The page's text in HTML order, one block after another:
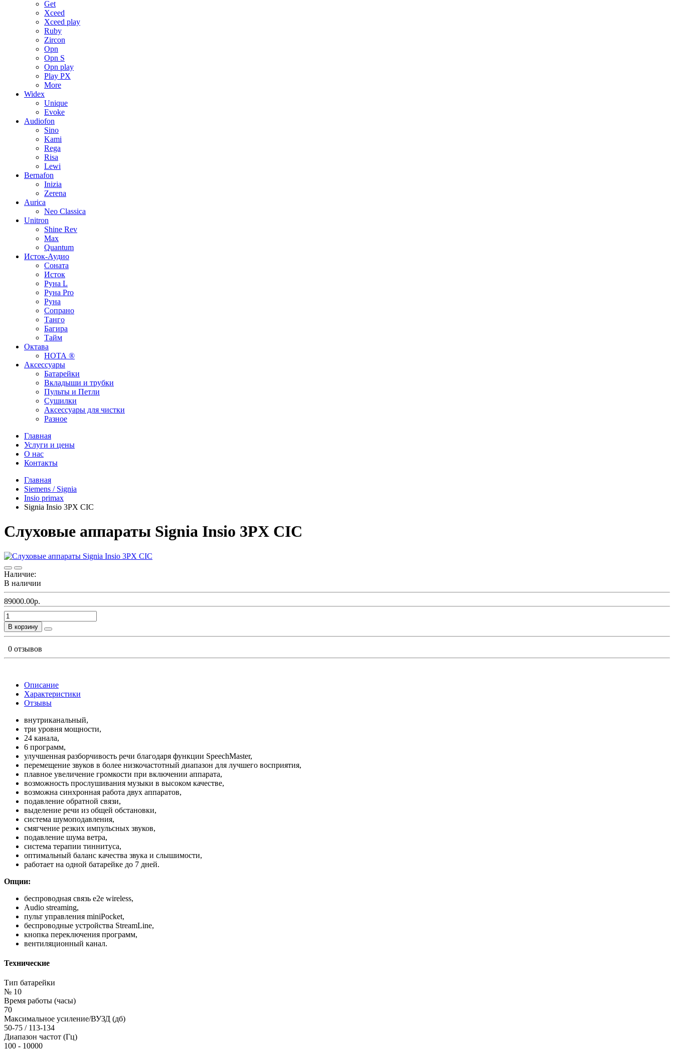
Get
Xceed
Xceed play
Ruby
Zircon
Opn
Opn S
Opn play
Play PX
More
Widex
Unique
Evoke
Audiofon
Sino
Kami
Rega
Risa
Lewi
Bernafon
Inizia
Zerena
Aurica
Neo Classica
Unitron
Shine Rev
Max
Quantum
Исток-Аудио
Соната
Исток
Руна L
Руна Pro
Руна
Сопрано
Танго
Багира
Тайм
Октава
НОТА ®
Аксессуары
Батарейки
Вкладыши и трубки
Пульты и Петли
Сушилки
Аксессуары для чистки
Разное
Главная
Услуги и цены
О нас
Контакты
Главная
Siemens / Signia
Insio primax
Signia Insio 3PX CIC
Слуховые аппараты Signia Insio 3PX CIC
Наличие:
В наличии
89000.00р.
В корзину
0 отзывов
Описание
Характеристики
Отзывы
внутриканальный,
три уровня мощности,
24 канала,
6 программ,
улучшенная разборчивость речи благодаря функции SpeechMaster,
перемещение звуков в более низкочастотный диапазон для лучшего восприятия,
плавное увеличение громкости при включении аппарата,
возможность прослушивания музыки в высоком качестве,
возможна синхронная работа двух аппаратов,
подавление обратной связи,
выделение речи из общей обстановки,
система шумоподавления,
смягчение резких импульсных звуков,
подавление шума ветра,
система терапии тиннитуса,
оптимальный баланс качества звука и слышимости,
работает на одной батарейке до 7 дней.
Опции:
беспроводная связь e2e wireless,
Audio streaming,
пульт управления miniPocket,
беспроводные устройства StreamLine,
кнопка переключения программ,
вентиляционный канал.
Технические
Тип батарейки
№ 10
Время работы (часы)
70
Максимальное усиление/ВУЗД (дб)
50-75 / 113-134
Диапазон частот (Гц)
100 - 10000